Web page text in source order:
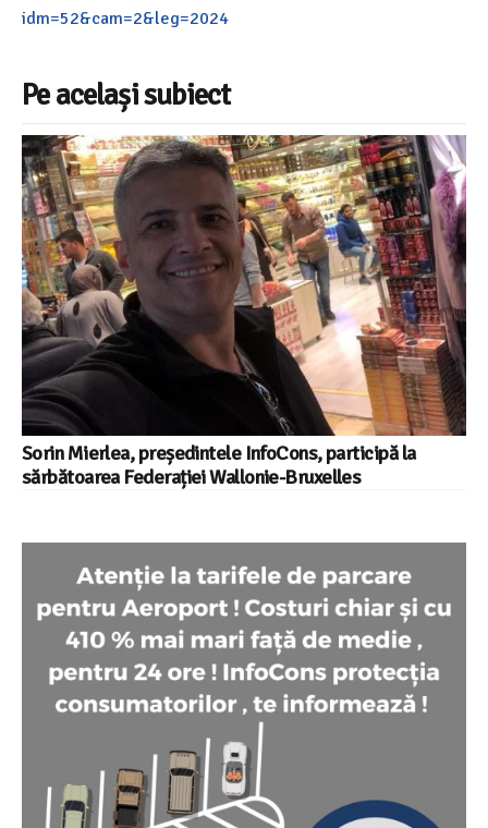
idm=52&cam=2&leg=2024
Pe același subiect
Sorin Mierlea, președintele InfoCons, participă la
sărbătoarea Federației Wallonie-Bruxelles